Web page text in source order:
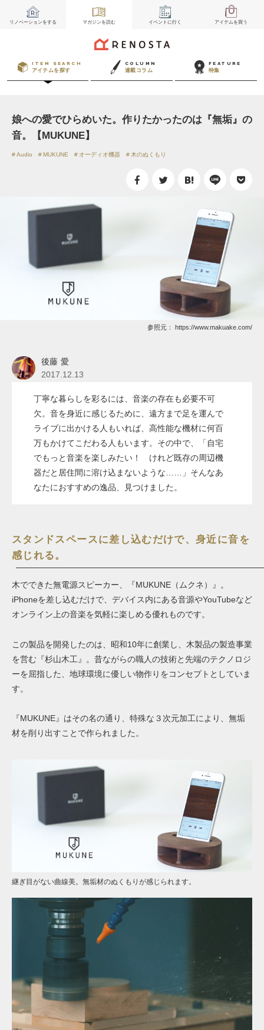
リノベーションをする マガジンを読む イベント に行く アイテムを買う
ITEM SEARCH
アイテムを探す
COLUMN
連載コラム
FEATURE
特集
娘への愛でひらめいた。作りたかったのは『無垢』の
音。【MUKUNE】
Audio MUKUNE オーディオ機器 木のぬくもり
参照元： https://www.makuake.com/
後藤 愛
2017.12.13
丁寧な暮らしを彩るには、音楽の存在も必要不可
欠。音を身近に感じるために、遠方まで足を運んで
ライブに出かける人もいれば、高性能な機材に何百
万もかけてこだわる人もいます。その中で、「自宅
でもっと音楽を楽しみたい！ けれど既存の周辺機
器だと居住間に溶け込まないような……」そんなあ
なたにおすすめの逸品、見つけました。
スタンドスペースに差し込むだけで、身近に音を
感じれる。
木でできた無電源スピーカー、『MUKUNE（ムクネ）』。
iPhoneを差し込むだけで、 デバイス内にある音源やYouTubeなど
オンライン上の音楽を気軽に楽しめる優れものです。
この製品を開発したのは、昭和10年に創業し、木製品の製造事業
を営む『杉山木工』。昔ながらの職人の技術と先端のテクノロジ
ーを屈指した、地球環境に優しい物作りをコンセプトとしていま
す。
『MUKUNE』はその名の通り、特殊な３次元加工により、無垢
材を削り出すことで作られました。
継ぎ目がない曲線美。無垢材のぬくもりが感じられます。